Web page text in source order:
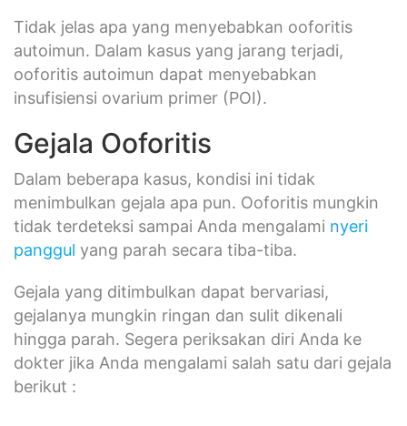
Tidak jelas apa yang menyebabkan ooforitis
autoimun. Dalam kasus yang jarang terjadi,
ooforitis autoimun dapat menyebabkan
insufisiensi ovarium primer (POI).
Gejala Ooforitis
Dalam beberapa kasus, kondisi ini tidak
menimbulkan gejala apa pun. Ooforitis mungkin
tidak terdeteksi sampai Anda mengalami nyeri
panggul yang parah secara tiba-tiba.
Gejala yang ditimbulkan dapat bervariasi,
gejalanya mungkin ringan dan sulit dikenali
hingga parah. Segera periksakan diri Anda ke
dokter jika Anda mengalami salah satu dari gejala
berikut :